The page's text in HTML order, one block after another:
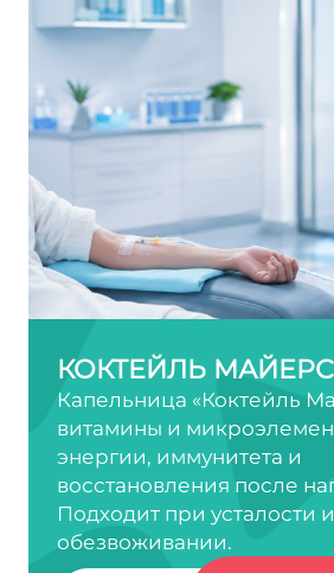
КОКТЕЙЛЬ
Капельница «Коктейль
витамины и
энергии, иммунитета и
восстановления после
Подходит при усталости и
обезвоживании.